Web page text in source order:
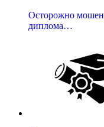
Осторожно
диплома…